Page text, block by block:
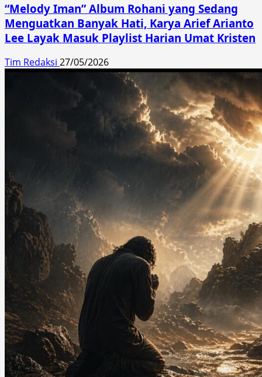
“Melody Iman” Album Rohani yang Sedang
Menguatkan Banyak Hati, Karya Arief Arianto
Lee Layak Masuk Playlist Harian Umat Kristen
Tim Redaksi 27/05/2026